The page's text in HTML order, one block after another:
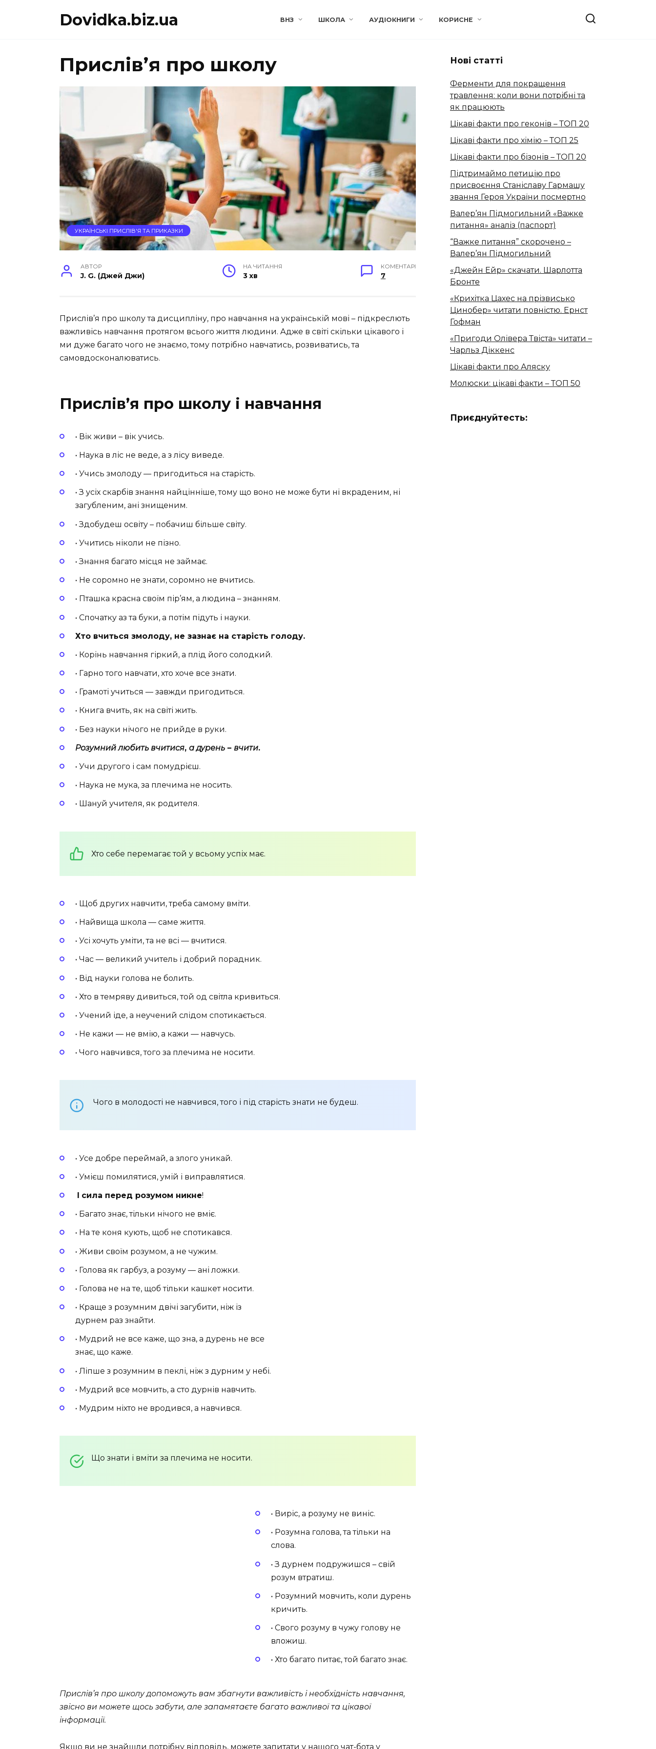
Dovidka.biz.ua ВНЗ ШКОЛА АУДІОКНИГИ КОРИСНЕ
Прислів’я про школу
УКРАЇНСЬКІ ПРИСЛІВ'Я ТА ПРИКАЗКИ
АВТОР
J. G. (Джей Джи)
НА ЧИТАННЯ
3 хв
КОМЕНТАРІ
7
Прислів’я про школу та дисципліну, про навчання на українській мові – підкреслють
важливісь навчання протягом всього життя людини. Адже в світі скільки цікавого і
ми дуже багато чого не знаємо, тому потрібно навчатись, розвиватись, та
самовдосконалюватись.
Прислів’я про школу і навчання
• Вік живи – вік учись.
• Наука в ліс не веде, а з лісу виведе.
• Учись змолоду — пригодиться на старість.
• З усіх скарбів знання найцінніше, тому що воно не може бути ні вкраденим, ні
загубленим, ані знищеним.
• Здобудеш освіту – побачиш більше світу.
• Учитись ніколи не пізно.
• Знання багато місця не займає.
• Не соромно не знати, соромно не вчитись.
• Пташка красна своїм пір’ям, а людина – знанням.
• Спочатку аз та буки, а потім підуть і науки.
Хто вчиться змолоду, не зазнає на старість голоду.
• Корінь навчання гіркий, а плід його солодкий.
• Гарно того навчати, хто хоче все знати.
• Грамоті учиться — завжди пригодиться.
• Книга вчить, як на світі жить.
• Без науки нічого не прийде в руки.
Розумний любить вчитися, а дурень – вчити.
• Учи другого і сам помудрієш.
• Наука не мука, за плечима не носить.
• Шануй учителя, як родителя.
Хто себе перемагає той у всьому успіх має.
• Щоб других навчити, треба самому вміти.
• Найвища школа — саме життя.
• Усі хочуть уміти, та не всі — вчитися.
• Час — великий учитель і добрий порадник.
• Від науки голова не болить.
• Хто в темряву дивиться, той од світла кривиться.
• Учений іде, а неучений слідом спотикається.
• Не кажи — не вмію, а кажи — навчусь.
• Чого навчився, того за плечима не носити.
Чого в молодості не навчився, того і під старість знати не будеш.
• Усе добре переймай, а злого уникай.
• Умієш помилятися, умій і виправлятися.
І сила перед розумом никне!
• Багато знає, тільки нічого не вміє.
• На те коня кують, щоб не спотикався.
• Живи своїм розумом, а не чужим.
• Голова як гарбуз, а розуму — ані ложки.
• Голова не на те, щоб тільки кашкет носити.
• Краще з розумним двічі загубити, ніж із
дурнем раз знайти.
• Мудрий не все каже, що зна, а дурень не все
знає, що каже.
• Ліпше з розумним в пеклі, ніж з дурним у небі.
• Мудрий все мовчить, а сто дурнів навчить.
• Мудрим ніхто не вродився, а навчився.
Що знати і вміти за плечима не носити.
• Виріс, а розуму не виніс.
• Розумна голова, та тільки на
слова.
• З дурнем подружишся – свій
розум втратиш.
• Розумний мовчить, коли дурень
кричить.
• Свого розуму в чужу голову не
вложиш.
• Хто багато питає, той багато знає.
Прислів’я про школу допоможуть вам збагнути важливість і необхідність навчання,
звісно ви можете щось забути, але запамятаєте багато важливої та цікавої
інформації.
Якщо ви не знайшли потрібну відповідь, можете запитати у нашого чат-бота у
Нові статті
Ферменти для покращення
травлення: коли вони потрібні та
як працюють
Цікаві факти про геконів – ТОП 20
Цікаві факти про хімію – ТОП 25
Цікаві факти про бізонів – ТОП 20
Підтримаймо петицію про
присвоєння Станіславу Гармашу
звання Героя України посмертно
Валер’ян Підмогильний «Важке
питання» аналіз (паспорт)
“Важке питання” скорочено –
Валер’ян Підмогильний
«Джейн Ейр» скачати. Шарлотта
Бронте
«Крихітка Цахес на прізвисько
Цинобер» читати повністю. Ернст
Гофман
«Пригоди Олівера Твіста» читати –
Чарльз Діккенс
Цікаві факти про Аляску
Молюски: цікаві факти – ТОП 50
Приєднуйтесть: